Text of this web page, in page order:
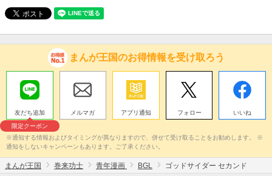
まんが王国のお得情報を受け取ろう
友だち追加
限定クーポン
メルマガ アプリ通知 フォロー いいね
※通知する情報およびタイミングが異なりますので、併せて受け取ることをお勧めします。 ※
通知をしないキャンペーンもあります。ご了承ください。
まんが王国 巻来功士 青年漫画 BGL ゴッドサイダー セカンド